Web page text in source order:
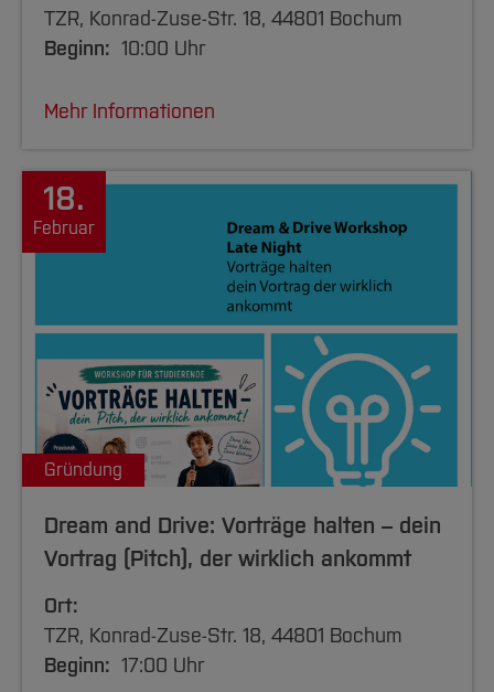
TZR, Konrad-Zuse-Str. 18, 44801 Bochum
Beginn: 10:00 Uhr
Mehr Informationen
Gründung
18.
Februar
Dream and Drive: Vorträge halten – dein
Vortrag (Pitch), der wirklich ankommt
Ort:
TZR, Konrad-Zuse-Str. 18, 44801 Bochum
Beginn: 17:00 Uhr